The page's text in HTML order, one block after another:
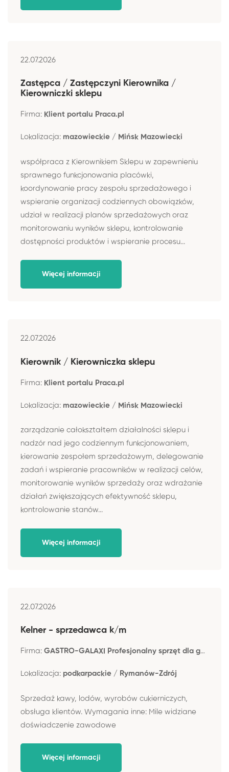
22.07.2026
Zastępca / Zastępczyni Kierownika /
Kierowniczki sklepu
Firma: Klient portalu Praca.pl
Lokalizacja: mazowieckie / Mińsk Mazowiecki
współpraca z Kierownikiem Sklepu w zapewnieniu
sprawnego funkcjonowania placówki,
koordynowanie pracy zespołu sprzedażowego i
wspieranie organizacji codziennych obowiązków,
udział w realizacji planów sprzedażowych oraz
monitorowaniu wyników sklepu, kontrolowanie
dostępności produktów i wspieranie procesu...
Więcej informacji
22.07.2026
Kierownik / Kierowniczka sklepu
Firma: Klient portalu Praca.pl
Lokalizacja: mazowieckie / Mińsk Mazowiecki
zarządzanie całokształtem działalności sklepu i
nadzór nad jego codziennym funkcjonowaniem,
kierowanie zespołem sprzedażowym, delegowanie
zadań i wspieranie pracowników w realizacji celów,
monitorowanie wyników sprzedaży oraz wdrażanie
działań zwiększających efektywność sklepu,
kontrolowanie stanów...
Więcej informacji
22.07.2026
Kelner - sprzedawca k/m
Firma: GASTRO-GALAXI Profesjonalny sprzęt dla gastronomii Małgorzata Zając
Lokalizacja: podkarpackie / Rymanów-Zdrój
Sprzedaż kawy, lodów, wyrobów cukierniczych,
obsługa klientów. Wymagania inne: Mile widziane
doświadczenie zawodowe
Więcej informacji